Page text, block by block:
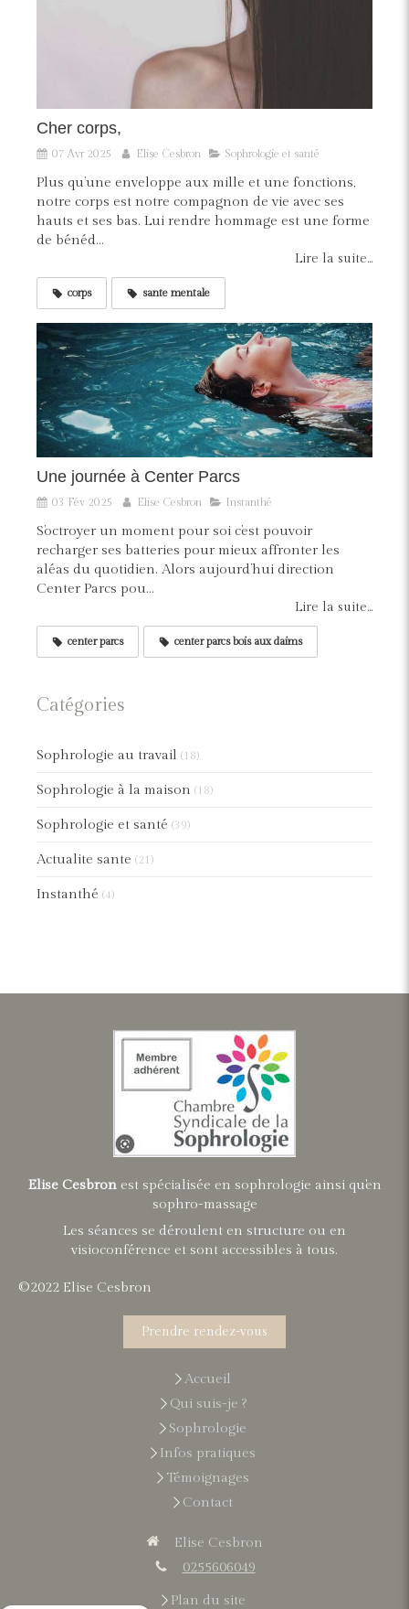
Cher corps,
07 Avr 2025 Elise Cesbron Sophrologie et santé
Plus qu’une enveloppe aux mille et une fonctions,
notre corps est notre compagnon de vie avec ses
hauts et ses bas. Lui rendre hommage est une forme
de bénéd...
Lire la suite...
corps sante mentale
Une journée à Center Parcs
03 Fév 2025 Elise Cesbron Instanthé
S’octroyer un moment pour soi c’est pouvoir
recharger ses batteries pour mieux affronter les
aléas du quotidien. Alors aujourd’hui direction
Center Parcs pou...
Lire la suite...
center parcs center parcs bois aux daims
Catégories
Sophrologie au travail (18)
Sophrologie à la maison (18)
Sophrologie et santé (39)
Actualite sante (21)
Instanthé (4)
Elise Cesbronest spécialisée en sophrologie ainsi qu'en
sophro-massage
Les séances se déroulent en structure ou en
visioconférence et sont accessibles à tous.
©2022 Elise Cesbron
Prendre rendez-vous
Accueil
Qui suis-je ?
Sophrologie
Infos pratiques
Témoignages
Contact
Elise Cesbron
0255606049
Plan du site